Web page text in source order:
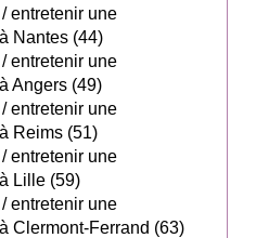
entretenir une
Nantes (44)
entretenir une
Angers (49)
entretenir une
Reims (51)
entretenir une
Lille (59)
entretenir une
Clermont-Ferrand (63)